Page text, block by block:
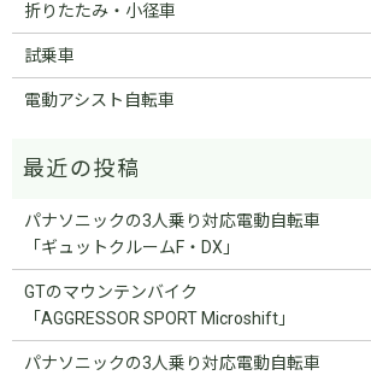
折りたたみ・小径車
試乗車
電動アシスト自転車
パナソニックの3人乗り対応電動自転車
「ギュットクルームF・DX」
GTのマウンテンバイク
「AGGRESSOR SPORT Microshift」
パナソニックの3人乗り対応電動自転車